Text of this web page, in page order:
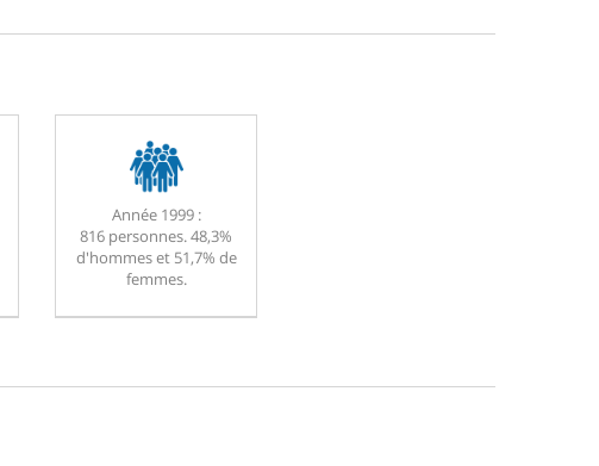
Année 1999 :
816 personnes. 48,3%
d'hommes et 51,7% de
femmes.